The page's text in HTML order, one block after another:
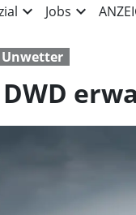
expand_more Jobs expand_more
Unwetter